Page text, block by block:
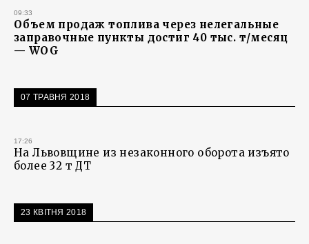
09:33
Объем продаж топлива через нелегальные
заправочные пункты достиг 40 тыс. т/месяц
— WOG
07 ТРАВНЯ 2018
17:26
На Львовщине из незаконного оборота изъято
более 32 т ДТ
23 КВІТНЯ 2018